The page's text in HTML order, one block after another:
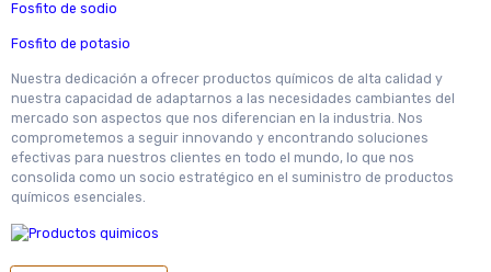
Fosfito de sodio
Fosfito de potasio
Nuestra dedicación a ofrecer productos químicos de alta calidad y
nuestra capacidad de adaptarnos a las necesidades cambiantes del
mercado son aspectos que nos diferencian en la industria. Nos
comprometemos a seguir innovando y encontrando soluciones
efectivas para nuestros clientes en todo el mundo, lo que nos
consolida como un socio estratégico en el suministro de productos
químicos esenciales.